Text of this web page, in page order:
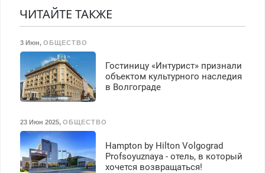
Прием по ТК РФ. График
З/п – до 96000 рублей до
вычета налогов.
Ежемесячно
выплачивается денежная
премия. Возможно
бесплатное обучение,
получение документов,
работа инспектором по
транспортной
безопасности с з/п до
125000 руб.
ЧИТАЙТЕ ТАКЖЕ
3 Июн, ОБЩЕСТВО
Гостиницу «Интурист» признали
объектом культурного наследия
в Волгограде
23 Июн 2025, ОБЩЕСТВО
Hampton by Hilton Volgograd
Profsoyuznaya - отель, в который
хочется возвращаться!